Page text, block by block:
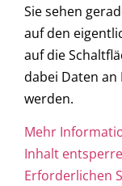
Sie sehen
auf den
auf die
dabei Daten
werden.
Mehr
Inhalt
Erforderlichen